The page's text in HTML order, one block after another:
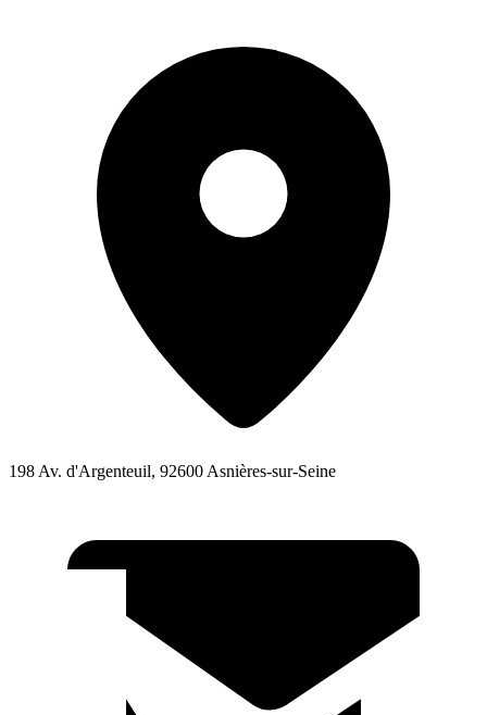
198 Av. d'Argenteuil, 92600 Asnières-sur-Seine